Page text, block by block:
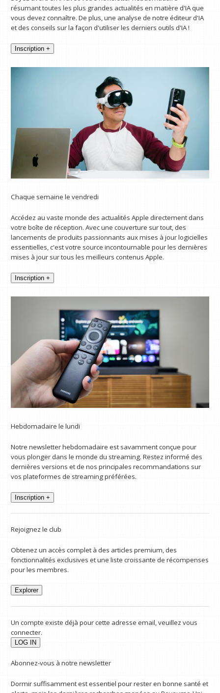
résumant toutes les plus grandes actualités en matière d'IA que
vous devez connaître. De plus, une analyse de notre éditeur d'IA
et des conseils sur la façon d'utiliser les derniers outils d'IA !
Inscription +
Chaque semaine le vendredi
Accédez au vaste monde des actualités Apple directement dans
votre boîte de réception. Avec une couverture sur tout, des
lancements de produits passionnants aux mises à jour logicielles
essentielles, c'est votre source incontournable pour les dernières
mises à jour sur tous les meilleurs contenus Apple.
Inscription +
Hebdomadaire le lundi
Notre newsletter hebdomadaire est savamment conçue pour
vous plonger dans le monde du streaming. Restez informé des
dernières versions et de nos principales recommandations sur
vos plateformes de streaming préférées.
Inscription +
Rejoignez le club
Obtenez un accès complet à des articles premium, des
fonctionnalités exclusives et une liste croissante de récompenses
pour les membres.
Explorer
Un compte existe déjà pour cette adresse email, veuillez vous
connecter.
Abonnez-vous à notre newsletter
Dormir suffisamment est essentiel pour rester en bonne santé et